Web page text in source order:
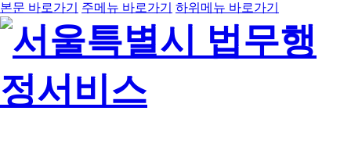
본문 바로가기 주메뉴 바로가기 하위메뉴 바로가기